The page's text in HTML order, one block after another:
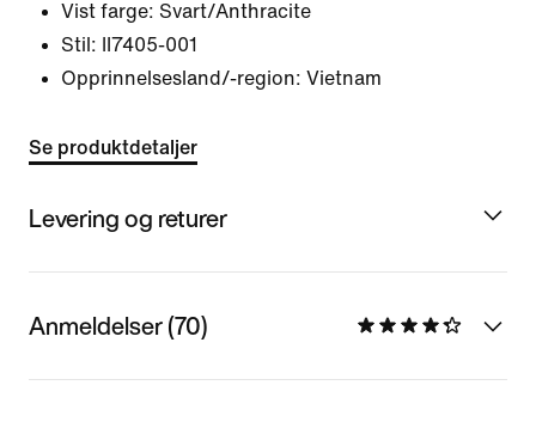
Vist farge: Svart/Anthracite
Stil:
II7405-001
Opprinnelsesland/-region: Vietnam
Se produktdetaljer
Levering og returer
Anmeldelser (70)